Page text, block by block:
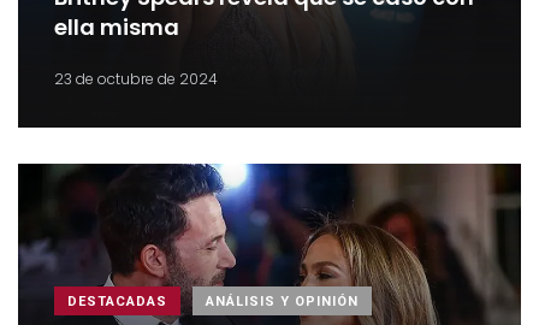
ella misma
23 de octubre de 2024
DESTACADAS ANÁLISIS Y OPINIÓN